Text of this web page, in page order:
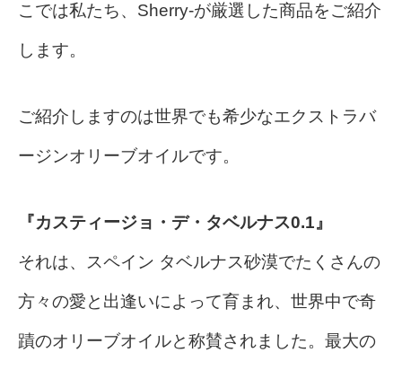
こでは私たち、Sherry-が厳選した商品をご紹介
します。
ご紹介しますのは世界でも希少なエクストラバ
ージンオリーブオイルです。
『カスティージョ・デ・タベルナス0.1』
それは、スペイン タベルナス砂漠でたくさんの
方々の愛と出逢いによって育まれ、世界中で奇
蹟のオリーブオイルと称賛されました。最大の